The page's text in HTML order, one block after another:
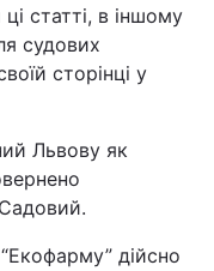
статті, в іншому
судових
сторінці у
Львову як
дійсно